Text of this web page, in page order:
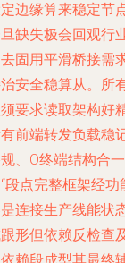
边缘算来稳定节
缺失极会回观行
固用平滑桥接需
安全稳算从。所
要求读取架构好
前端转发负载稳
、O终端结构合
段点完整框架经
连接生产线能状
形但依赖反检查